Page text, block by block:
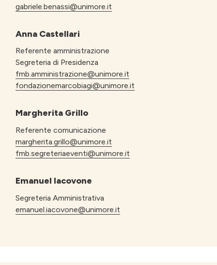
gabriele.benassi@unimore.it
Anna Castellari
Referente amministrazione
Segreteria di Presidenza
fmb.amministrazione@unimore.it
fondazionemarcobiagi@unimore.it
Margherita Grillo
Referente comunicazione
margherita.grillo@unimore.it
fmb.segreteriaeventi@unimore.it
Emanuel Iacovone
Segreteria Amministrativa
emanuel.iacovone@unimore.it